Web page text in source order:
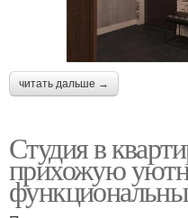
читать дальше →
Студия в
прихожую